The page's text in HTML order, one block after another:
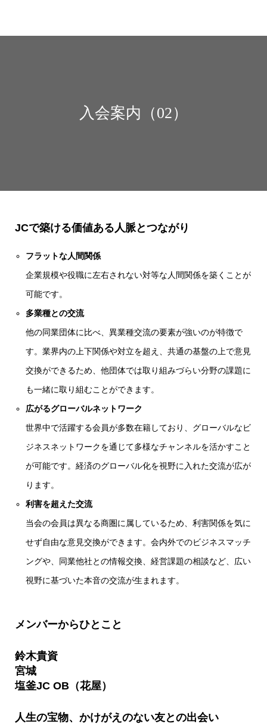
入会案内（02）
JCで築ける価値ある人脈とつながり
フラットな人間関係
企業規模や役職に左右されない対等な人間関係を築くことが
可能です。
多業種との交流
他の同業団体に比べ、異業種交流の要素が強いのが特徴で
す。業界内の上下関係や対立を超え、共通の基盤の上で意見
交換ができるため、他団体では取り組みづらい分野の課題に
も一緒に取り組むことができます。
広がるグローバルネットワーク
世界中で活躍する会員が多数在籍しており、グローバルなビ
ジネスネットワークを通じて多様なチャンネルを活かすこと
が可能です。経済のグローバル化を視野に入れた交流が広が
ります。
利害を超えた交流
当会の会員は異なる商圏に属しているため、利害関係を気に
せず自由な意見交換ができます。会内外でのビジネスマッチ
ングや、同業他社との情報交換、経営課題の相談など、広い
視野に基づいた本音の交流が生まれます。
メンバーからひとこと
鈴木貴資
宮城
塩釜JC OB（花屋）
人生の宝物、かけがえのない友との出会い